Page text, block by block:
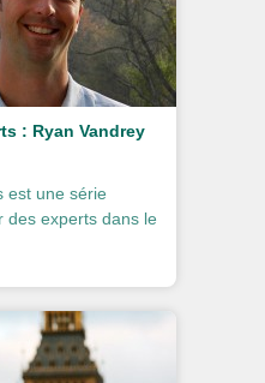
: Ryan Vandrey
est une série
des experts dans le